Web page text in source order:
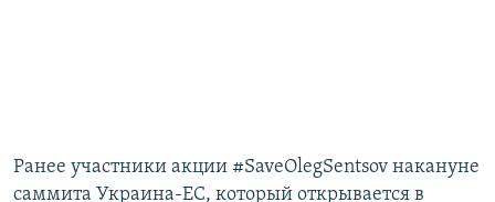
Ранее участники акции #SaveOlegSentsov накануне
саммита Украина-ЕС, который открывается в